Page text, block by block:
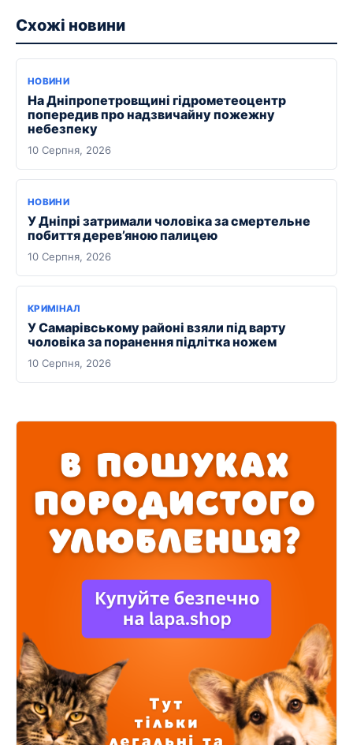
Схожі новини
НОВИНИ
На Дніпропетровщині гідрометеоцентр
попередив про надзвичайну пожежну
небезпеку
10 Серпня, 2026
НОВИНИ
У Дніпрі затримали чоловіка за смертельне
побиття дерев’яною палицею
10 Серпня, 2026
КРИМІНАЛ
У Самарівському районі взяли під варту
чоловіка за поранення підлітка ножем
10 Серпня, 2026